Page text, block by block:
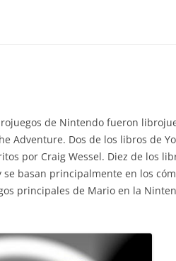
de Nintendo fueron
Adventure. Dos de los libros de
por Craig Wessel. Diez de los
basan principalmente en los
principales de Mario en la